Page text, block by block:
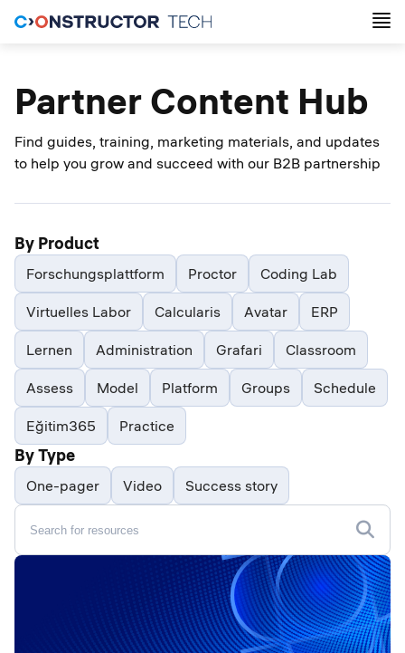
Partner Content Hub
Find guides, training, marketing materials, and updates
to help you grow and succeed with our B2B partnership
By Product
Forschungsplattform Proctor Coding Lab
Virtuelles Labor Calcularis Avatar ERP
Lernen Administration Grafari Classroom
Assess Model Platform Groups Schedule
Eğitim365 Practice
By Type
One-pager Video Success story